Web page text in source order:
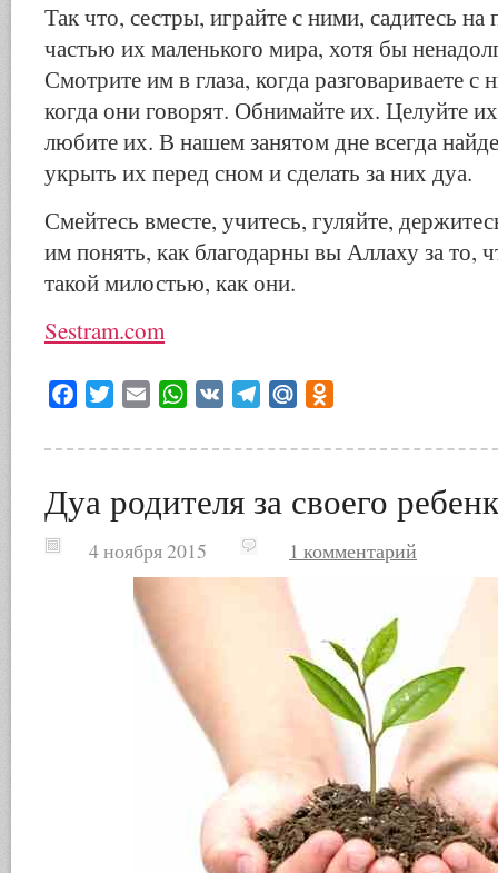
Так что, сестры, играйте с ними, садитесь на
частью их маленького мира, хотя бы
Смотрите им в глаза, когда разговариваете
когда они говорят. Обнимайте их. Целуйте
любите их. В нашем занятом дне всегда
укрыть их перед сном и сделать за них дуа.
Смейтесь вместе, учитесь, гуляйте,
им понять, как благодарны вы Аллаху за то,
такой милостью, как они.
Sestram.com
Facebook
Twitter Email WhatsApp
VK TelegramMail.Ru
Дуа родителя за своего
4 ноября 2015 1 комментарий